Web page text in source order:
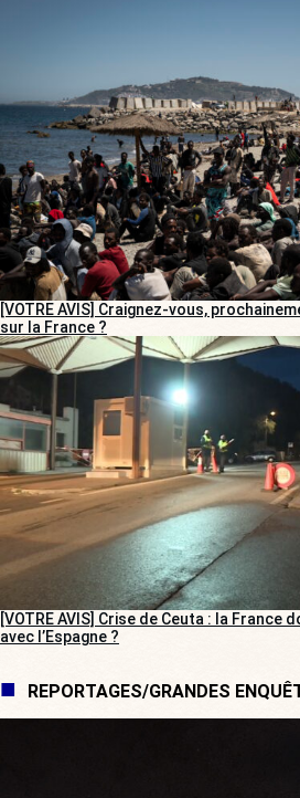
[VOTRE AVIS] Craignez-vous,
sur la France ?
[VOTRE AVIS] Crise de Ceuta : la
avec l’Espagne ?
REPORTAGES/GRANDES